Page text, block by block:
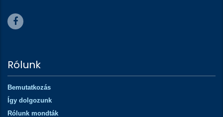
Rólunk
Bemutatkozás
Így dolgozunk
Rólunk mondták